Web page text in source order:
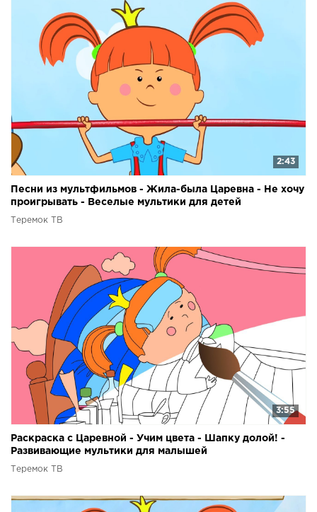
2:43
Песни из мультфильмов - Жила-была Царевна - Не хочу
проигрывать - Веселые мультики для детей
Теремок ТВ
3:55
Раскраска с Царевной - Учим цвета - Шапку долой! -
Развивающие мультики для малышей
Теремок ТВ